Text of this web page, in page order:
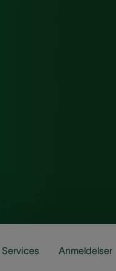
Services Anmeldelser